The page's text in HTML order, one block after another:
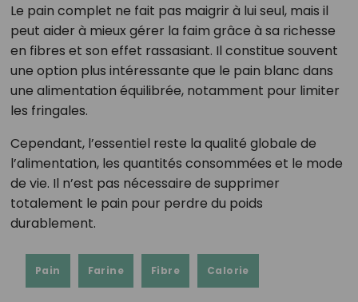
Le pain complet ne fait pas maigrir à lui seul, mais il
peut aider à mieux gérer la faim grâce à sa richesse
en fibres et son effet rassasiant. Il constitue souvent
une option plus intéressante que le pain blanc dans
une alimentation équilibrée, notamment pour limiter
les fringales.
Cependant, l’essentiel reste la qualité globale de
l’alimentation, les quantités consommées et le mode
de vie. Il n’est pas nécessaire de supprimer
totalement le pain pour perdre du poids
durablement.
Pain Farine Fibre Calorie